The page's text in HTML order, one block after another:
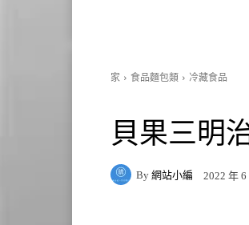
家 食品麵包類 冷藏食品
貝果三明
By 網站小編 2022 年 6